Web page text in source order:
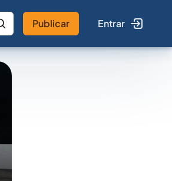
Publicar Entrar